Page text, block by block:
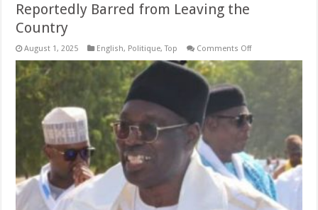
Reportedly Barred from Leaving the
Country
August 1, 2025 English, Politique,Top Comments Offon
Candidate
Reportedly
from
Leaving